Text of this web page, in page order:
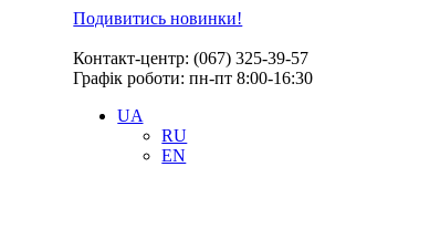
Подивитись новинки!
Контакт-центр: (067) 325-39-57
Графік роботи: пн-пт 8:00-16:30
UA
RU
EN